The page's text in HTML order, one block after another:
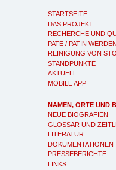
STARTSEITE
DAS PROJEKT
RECHERCHE UND
PATE / PATIN WERDEN
REINIGUNG VON
STANDPUNKTE
AKTUELL
MOBILE APP
NAMEN, ORTE UND
NEUE BIOGRAFIEN
GLOSSAR UND
LITERATUR
DOKUMENTATIONEN
PRESSEBERICHTE
LINKS